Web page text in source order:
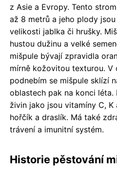
z Asie a Evropy. Tento
až 8 metrů a jeho plody
velikosti jablka či hrušky.
hustou dužinu a velké
mišpule bývají zpravidla
mírně kožovitou texturou. V
podnebím se mišpule sklízí
oblastech pak na konci léta.
živin jako jsou vitamíny C, K
hořčík a draslík. Má také
trávení a imunitní systém.
Historie pěstování